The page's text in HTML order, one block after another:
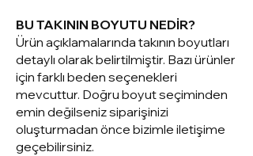
BU TAKININ BOYUTU NEDİR?
Ürün açıklamalarında takının boyutları
detaylı olarak belirtilmiştir. Bazı ürünler
için farklı beden seçenekleri
mevcuttur. Doğru boyut seçiminden
emin değilseniz siparişinizi
oluşturmadan önce bizimle iletişime
geçebilirsiniz.